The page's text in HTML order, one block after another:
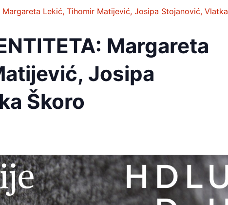
Margareta Lekić, Tihomir Matijević, Josipa Stojanović, Vlatka
Margareta
Josipa
Škoro